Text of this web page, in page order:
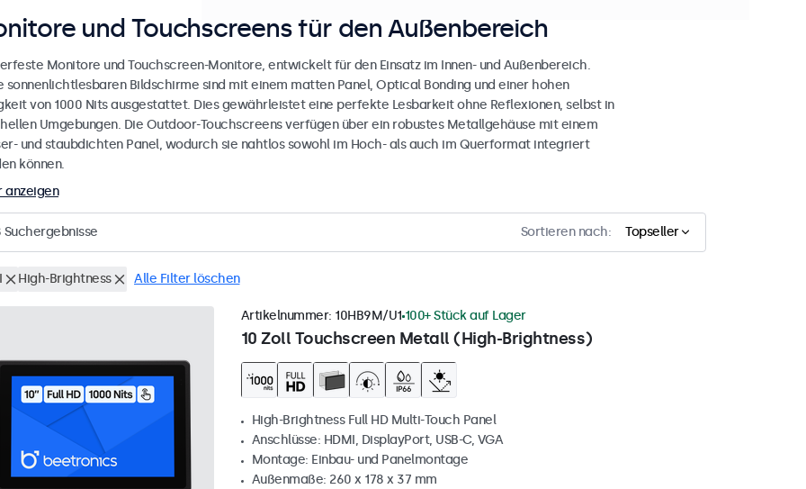
und Touchscreens für den Außenbereich
Monitore und Touchscreen-Monitore, entwickelt für den Einsatz im Innen- und Außenbereich.
sonnenlichtlesbaren Bildschirme sind mit einem matten Panel, Optical Bonding und einer hohen
von 1000 Nits ausgestattet. Dies gewährleistet eine perfekte Lesbarkeit ohne Reflexionen, selbst in
Umgebungen. Die Outdoor-Touchscreens verfügen über ein robustes Metallgehäuse mit einem
und staubdichten Panel, wodurch sie nahtlos sowohl im Hoch- als auch im Querformat integriert
können.
anzeigen
Suchergebnisse Sortieren nach: Topseller
High-Brightness Alle Filter löschen
10 Zoll Touchscreen Metall (High-Brightness)
Artikelnummer: 10HB9M/U1 100+ Stück auf Lager
High-Brightness Full HD Multi-Touch Panel
Anschlüsse: HDMI, DisplayPort, USB-C, VGA
Montage: Einbau- und Panelmontage
Außenmaße: 260 x 178 x 37 mm